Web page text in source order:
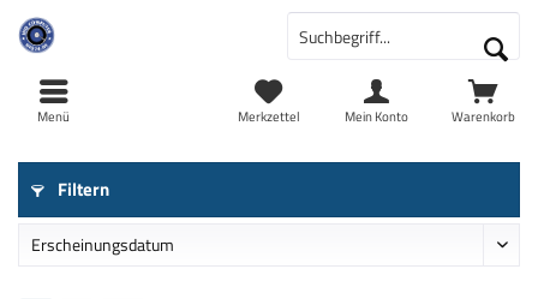
Warenkorb
Merkzettel Mein Konto
Menü
Filtern